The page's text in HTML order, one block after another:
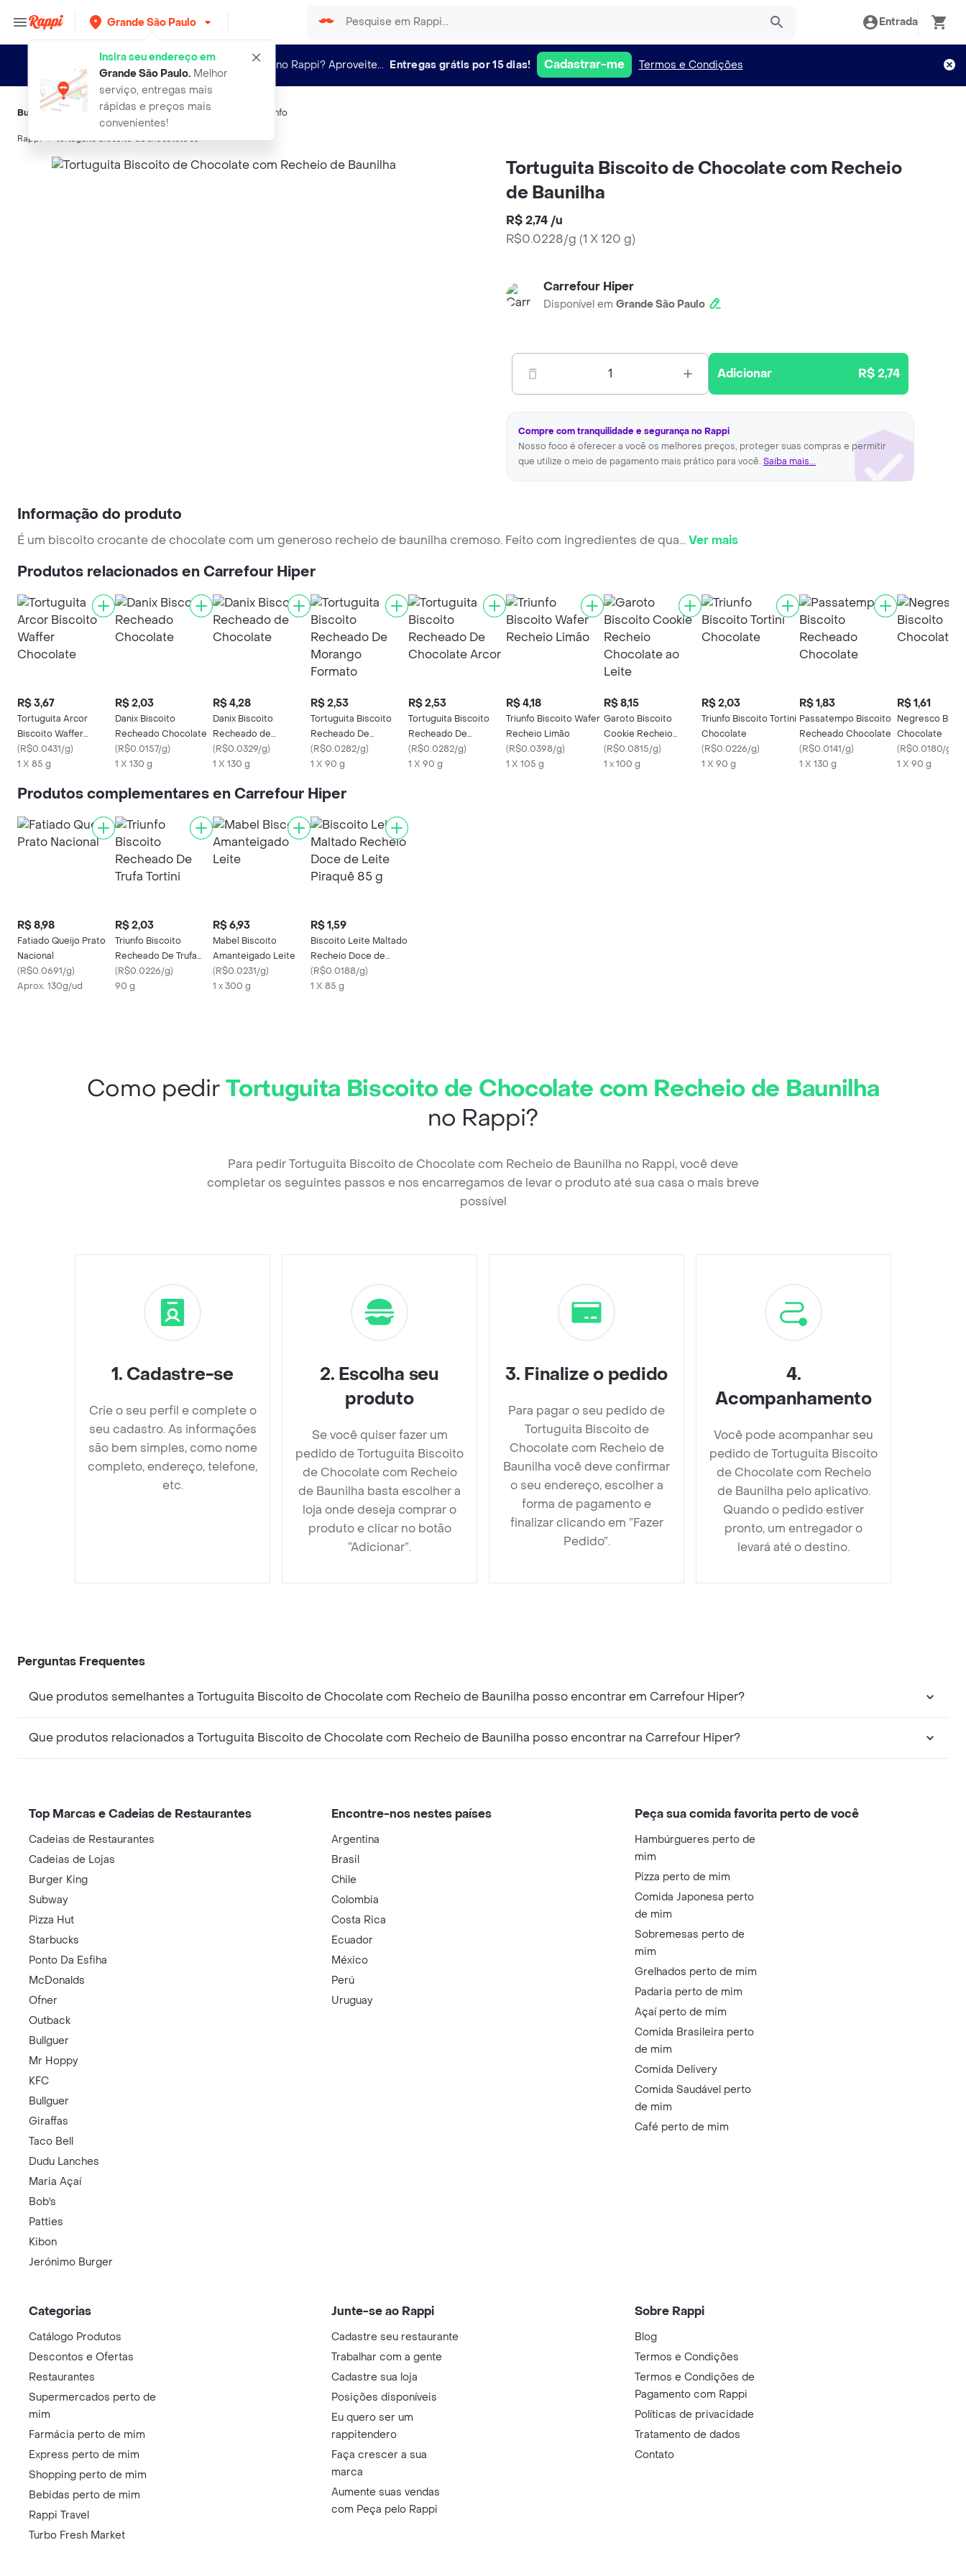
Grande São Paulo
Insira seu endereço em
Grande São Paulo.Melhor
serviço, entregas mais
rápidas e preços mais
convenientes!
Entrada
Novo no Rappi? Aproveite... Entregas grátis por 15 dias! Cadastrar-me Termos e Condições
Buscas relacionadas:Biscoitos,Arcor,Tortuguita Triunfo
Rappi tortuguita biscoito de chocolate co
Tortuguita Biscoito de Chocolate com Recheio
de Baunilha
R$ 2,74 /u
R$0.0228/g (1 X 120 g)
Carrefour Hiper
Disponível em Grande São Paulo
1 Adicionar R$ 2,74
Compre com tranquilidade e segurança no Rappi
Nosso foco é oferecer a você os melhores preços, proteger suas compras e permitir
que utilize o meio de pagamento mais prático para você. Saiba mais...
Informação do produto
É um biscoito crocante de chocolate com um generoso recheio de baunilha cremoso. Feito com ingredientes de qua...Ver mais
Produtos relacionados en Carrefour Hiper
R$ 3,67
Tortuguita Arcor
Biscoito Waffer
Chocolate
(R$0.0431/g)
1 X 85 g
R$ 2,03
Danix Biscoito
Recheado Chocolate
(R$0.0157/g)
1 X 130 g
R$ 4,28
Danix Biscoito
Recheado de
Chocolate
(R$0.0329/g)
1 X 130 g
R$ 2,53
Tortuguita Biscoito
Recheado De
Morango Formato
(R$0.0282/g)
1 X 90 g
R$ 2,53
Tortuguita Biscoito
Recheado De
Chocolate Arcor
(R$0.0282/g)
1 X 90 g
R$ 4,18
Triunfo Biscoito Wafer
Recheio Limão
(R$0.0398/g)
1 X 105 g
R$ 8,15
Garoto Biscoito
Cookie Recheio
Chocolate ao Leite
(R$0.0815/g)
1 x 100 g
R$ 2,03
Triunfo Biscoito Tortini
Chocolate
(R$0.0226/g)
1 X 90 g
R$ 1,83
Passatempo Biscoito
Recheado Chocolate
(R$0.0141/g)
1 X 130 g
R$ 1,61
Negresco
Chocolate
(R$0.0180/g
1 X 90 g
Produtos complementares en Carrefour Hiper
R$ 8,98
Fatiado Queijo Prato
Nacional
(R$0.0691/g)
Aprox. 130g/ud
R$ 2,03
Triunfo Biscoito
Recheado De Trufa
Tortini
(R$0.0226/g)
90 g
R$ 6,93
Mabel Biscoito
Amanteigado Leite
(R$0.0231/g)
1 x 300 g
R$ 1,59
Biscoito Leite Maltado
Recheio Doce de
Leite Piraquê 85 g
(R$0.0188/g)
1 X 85 g
Como pedirTortuguita Biscoito de Chocolate com Recheio de Baunilha
no Rappi?
Para pedir Tortuguita Biscoito de Chocolate com Recheio de Baunilha no Rappi, você deve
completar os seguintes passos e nos encarregamos de levar o produto até sua casa o mais breve
possível
1. Cadastre-se
Crie o seu perfil e complete o
seu cadastro. As informações
são bem simples, como nome
completo, endereço, telefone,
etc.
2. Escolha seu
produto
Se você quiser fazer um
pedido de Tortuguita Biscoito
de Chocolate com Recheio
de Baunilha basta escolher a
loja onde deseja comprar o
produto e clicar no botão
“Adicionar”.
3. Finalize o pedido
Para pagar o seu pedido de
Tortuguita Biscoito de
Chocolate com Recheio de
Baunilha você deve confirmar
o seu endereço, escolher a
forma de pagamento e
finalizar clicando em ”Fazer
Pedido”.
4.
Acompanhamento
Você pode acompanhar seu
pedido de Tortuguita Biscoito
de Chocolate com Recheio
de Baunilha pelo aplicativo.
Quando o pedido estiver
pronto, um entregador o
levará até o destino.
Perguntas Frequentes
Que produtos semelhantes a Tortuguita Biscoito de Chocolate com Recheio de Baunilha posso encontrar em Carrefour Hiper?
Que produtos relacionados a Tortuguita Biscoito de Chocolate com Recheio de Baunilha posso encontrar na Carrefour Hiper?
Top Marcas e Cadeias de Restaurantes
Cadeias de Restaurantes
Cadeias de Lojas
Burger King
Subway
Pizza Hut
Starbucks
Ponto Da Esfiha
McDonalds
Ofner
Outback
Bullguer
Mr Hoppy
KFC
Bullguer
Giraffas
Taco Bell
Dudu Lanches
Maria Açaí
Bob's
Patties
Kibon
Jerónimo Burger
Encontre-nos nestes países
Argentina
Brasil
Chile
Colombia
Costa Rica
Ecuador
México
Perú
Uruguay
Peça sua comida favorita perto de você
Hambúrgueres perto de
mim
Pizza perto de mim
Comida Japonesa perto
de mim
Sobremesas perto de
mim
Grelhados perto de mim
Padaria perto de mim
Açaí perto de mim
Comida Brasileira perto
de mim
Comida Delivery
Comida Saudável perto
de mim
Café perto de mim
Categorias
Catálogo Produtos
Descontos e Ofertas
Restaurantes
Supermercados perto de
mim
Farmácia perto de mim
Express perto de mim
Shopping perto de mim
Bebidas perto de mim
Rappi Travel
Turbo Fresh Market
Junte-se ao Rappi
Cadastre seu restaurante
Trabalhar com a gente
Cadastre sua loja
Posições disponíveis
Eu quero ser um
rappitendero
Faça crescer a sua
marca
Aumente suas vendas
com Peça pelo Rappi
Sobre Rappi
Blog
Termos e Condições
Termos e Condições de
Pagamento com Rappi
Políticas de privacidade
Tratamento de dados
Contato